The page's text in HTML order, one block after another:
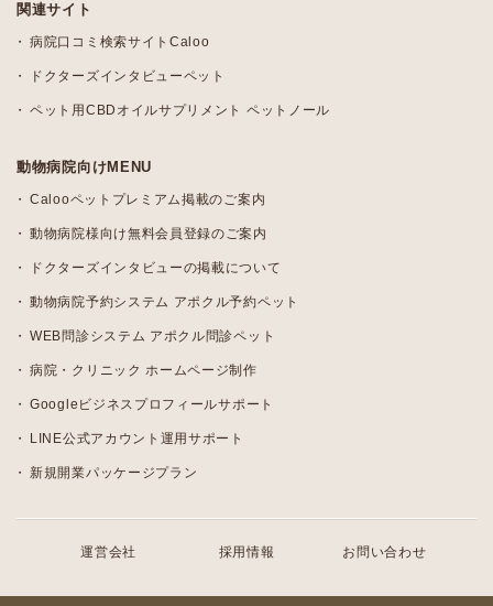
関連サイト
病院口コミ検索サイトCaloo
ドクターズインタビューペット
ペット用CBDオイルサプリメント ペットノール
動物病院向けMENU
Calooペットプレミアム掲載のご案内
動物病院様向け無料会員登録のご案内
ドクターズインタビューの掲載について
動物病院予約システム アポクル予約ペット
WEB問診システム アポクル問診ペット
病院・クリニック ホームページ制作
Googleビジネスプロフィールサポート
LINE公式アカウント運用サポート
新規開業パッケージプラン
運営会社 採用情報 お問い合わせ